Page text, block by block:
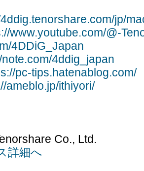
jp/
www.youtube.com/@-
4DDiG_Japan
note.com/4ddig_japan
pc-tips.hatenablog.com/
ameblo.jp/ithiyori/
Co., Ltd.
詳細へ